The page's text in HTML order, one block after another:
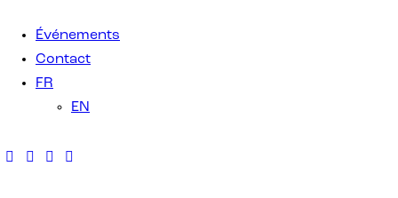
Événements
Contact
FR
EN